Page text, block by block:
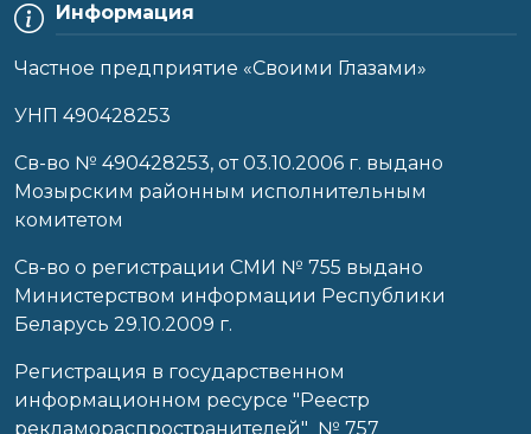
Информация
Частное предприятие «Своими Глазами»
УНП 490428253
Cв-во № 490428253, от 03.10.2006 г. выдано
Мозырским районным исполнительным
комитетом
Св-во о регистрации СМИ № 755 выдано
Министерством информации Республики
Беларусь 29.10.2009 г.
Регистрация в государственном
информационном ресурсе "Реестр
рекламораспространителей" № 757